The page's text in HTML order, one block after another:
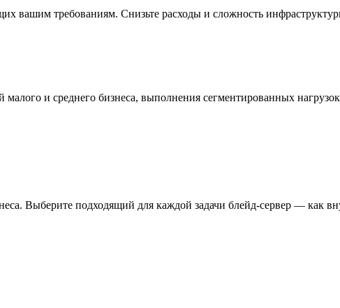
вашим требованиям. Снизьте расходы и сложность
и среднего бизнеса, выполнения сегментированных
Выберите подходящий для каждой задачи блейд-сервер — как